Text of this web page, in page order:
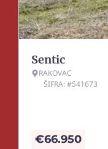
Sentic
RAKOVAC
ŠIFRA: #541673
€66.950